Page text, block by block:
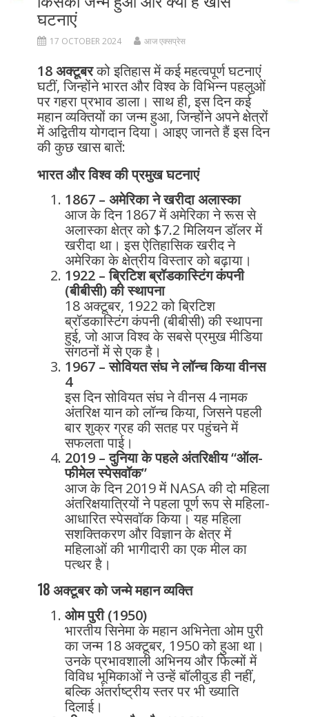
घटनाएं
17 OCTOBER 2024 आज एक्सप्रेस
18 अक्टूबरको इतिहास में कई महत्वपूर्ण घटनाएं
घटीं, जिन्होंने भारत और विश्व के विभिन्न पहलुओं
पर गहरा प्रभाव डाला। साथ ही, इस दिन कई
महान व्यक्तियों का जन्म हुआ, जिन्होंने अपने क्षेत्रों
में अद्वितीय योगदान दिया। आइए जानते हैं इस दिन
की कुछ खास बातें:
भारत और विश्व की प्रमुख घटनाएं
1867 – अमेरिका ने खरीदा अलास्का
आज के दिन 1867 में अमेरिका ने रूस से
अलास्का क्षेत्र को $7.2 मिलियन डॉलर में
खरीदा था। इस ऐतिहासिक खरीद ने
अमेरिका के क्षेत्रीय विस्तार को बढ़ाया।
1922 – ब्रिटिश ब्रॉडकास्टिंग कंपनी
(बीबीसी) की स्थापना
18 अक्टूबर, 1922 को ब्रिटिश
ब्रॉडकास्टिंग कंपनी (बीबीसी) की स्थापना
हुई, जो आज विश्व के सबसे प्रमुख मीडिया
संगठनों में से एक है।
1967 – सोवियत संघ ने लॉन्च किया वीनस
4
इस दिन सोवियत संघ ने वीनस 4 नामक
अंतरिक्ष यान को लॉन्च किया, जिसने पहली
बार शुक्र ग्रह की सतह पर पहुंचने में
सफलता पाई।
2019 – दुनिया के पहले अंतरिक्षीय “ऑल-
फीमेल स्पेसवॉक”
आज के दिन 2019 में NASA की दो महिला
अंतरिक्षयात्रियों ने पहला पूर्ण रूप से महिला-
आधारित स्पेसवॉक किया। यह महिला
सशक्तिकरण और विज्ञान के क्षेत्र में
महिलाओं की भागीदारी का एक मील का
पत्थर है।
18 अक्टूबर को जन्मे महान व्यक्ति
ओम पुरी (1950)
भारतीय सिनेमा के महान अभिनेता ओम पुरी
का जन्म 18 अक्टूबर, 1950 को हुआ था।
उनके प्रभावशाली अभिनय और फिल्मों में
विविध भूमिकाओं ने उन्हें बॉलीवुड ही नहीं,
बल्कि अंतर्राष्ट्रीय स्तर पर भी ख्याति
दिलाई।